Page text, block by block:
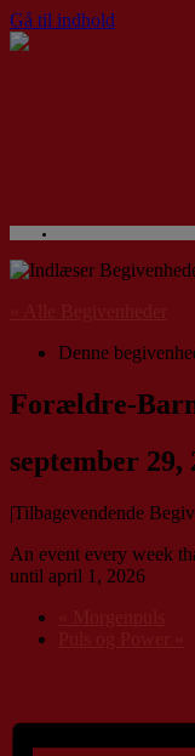
Gå til indhold
Denne
Forældre-
september 29,
|Tilbagevendende
An event every week
until april 1, 2026